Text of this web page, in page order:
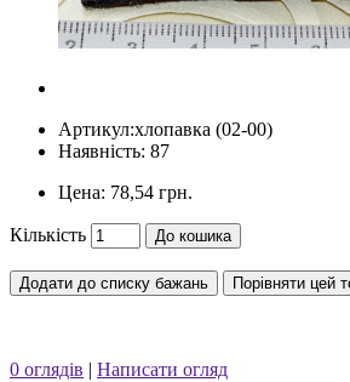
Артикул:хлопавка (02-00)
Наявність: 87
Цена: 78,54 грн.
Кількість До кошика
Додати до списку бажань Порівняти цей
0 оглядів | Написати огляд